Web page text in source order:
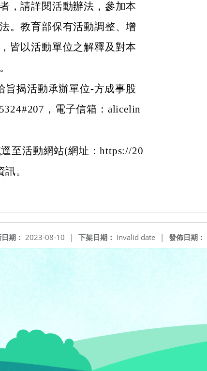
，請詳閱活動辦法，參加本
。教育部保有活動調整、增
皆以活動單位之解釋及對本
旨揭活動承辦單位-方成事股
，電子信箱：alicelin
至活動網站(網址：https://20
。
發佈日期：
下架日期： Invalid date |
期： 2023-08-10 |